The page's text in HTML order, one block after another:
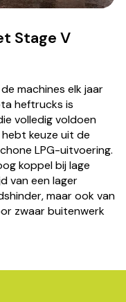
Stage V
machines elk jaar
heftrucks is
volledig voldoen
keuze uit de
LPG-uitvoering.
koppel bij lage
van een lager
maar ook van
zwaar buitenwerk